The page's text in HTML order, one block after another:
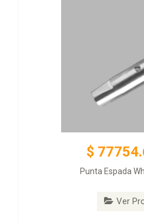
$
Punta Espada
Ver